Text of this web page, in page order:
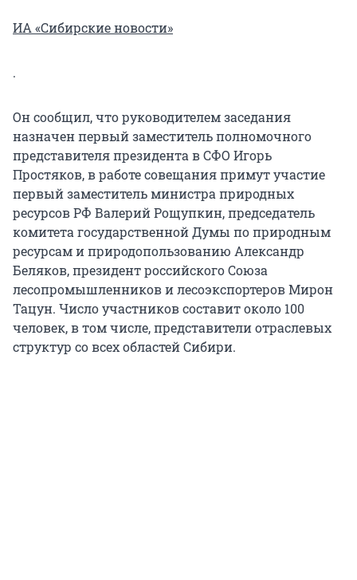
ИА «Сибирские новости»
.
Он сообщил, что руководителем заседания
назначен первый заместитель полномочного
представителя президента в СФО Игорь
Простяков, в работе совещания примут участие
первый заместитель министра природных
ресурсов РФ Валерий Рощупкин, председатель
комитета государственной Думы по природным
ресурсам и природопользованию Александр
Беляков, президент российского Союза
лесопромышленников и лесоэкспортеров Мирон
Тацун. Число участников составит около 100
человек, в том числе, представители отраслевых
структур со всех областей Сибири.